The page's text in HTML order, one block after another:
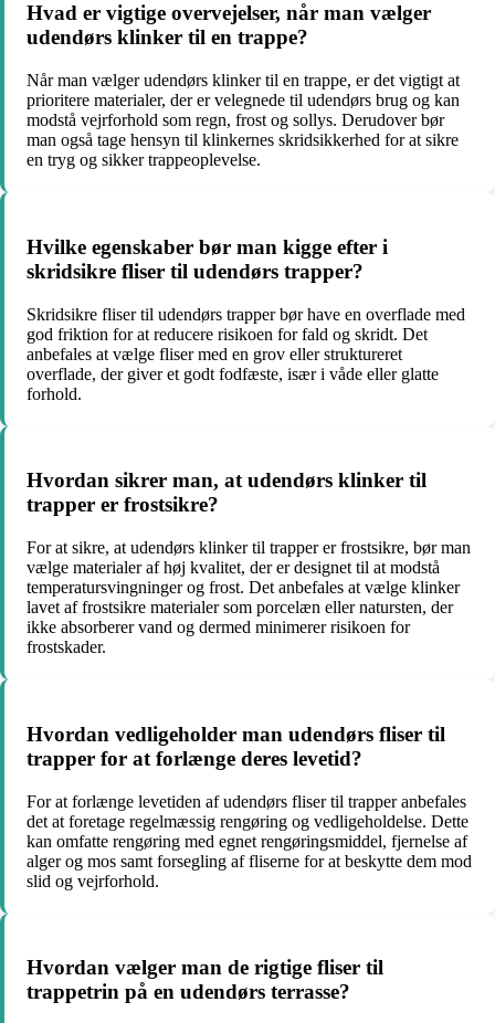
Hvad er vigtige overvejelser, når man vælger
udendørs klinker til en trappe?
Når man vælger udendørs klinker til en trappe, er det vigtigt at
prioritere materialer, der er velegnede til udendørs brug og kan
modstå vejrforhold som regn, frost og sollys. Derudover bør
man også tage hensyn til klinkernes skridsikkerhed for at sikre
en tryg og sikker trappeoplevelse.
Hvilke egenskaber bør man kigge efter i
skridsikre fliser til udendørs trapper?
Skridsikre fliser til udendørs trapper bør have en overflade med
god friktion for at reducere risikoen for fald og skridt. Det
anbefales at vælge fliser med en grov eller struktureret
overflade, der giver et godt fodfæste, især i våde eller glatte
forhold.
Hvordan sikrer man, at udendørs klinker til
trapper er frostsikre?
For at sikre, at udendørs klinker til trapper er frostsikre, bør man
vælge materialer af høj kvalitet, der er designet til at modstå
temperatursvingninger og frost. Det anbefales at vælge klinker
lavet af frostsikre materialer som porcelæn eller natursten, der
ikke absorberer vand og dermed minimerer risikoen for
frostskader.
Hvordan vedligeholder man udendørs fliser til
trapper for at forlænge deres levetid?
For at forlænge levetiden af udendørs fliser til trapper anbefales
det at foretage regelmæssig rengøring og vedligeholdelse. Dette
kan omfatte rengøring med egnet rengøringsmiddel, fjernelse af
alger og mos samt forsegling af fliserne for at beskytte dem mod
slid og vejrforhold.
Hvordan vælger man de rigtige fliser til
trappetrin på en udendørs terrasse?